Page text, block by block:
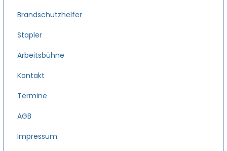
Brandschutzhelfer
Stapler
Arbeitsbühne
Kontakt
Termine
AGB
Impressum